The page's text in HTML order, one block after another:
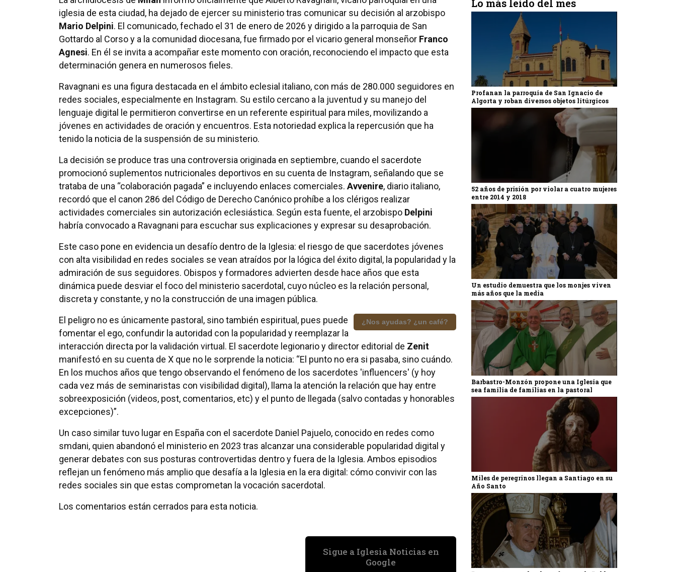
iglesia de esta ciudad, ha dejado de ejercer su ministerio tras comunicar su decisión al arzobispo
Mario Delpini. El comunicado, fechado el 31 de enero de 2026 y dirigido a la parroquia de San
Gottardo al Corso y a la comunidad diocesana, fue firmado por el vicario general monseñor Franco
Agnesi. En él se invita a acompañar este momento con oración, reconociendo el impacto que esta
determinación genera en numerosos fieles.
Ravagnani es una figura destacada en el ámbito eclesial italiano, con más de 280.000 seguidores en
redes sociales, especialmente en Instagram. Su estilo cercano a la juventud y su manejo del
lenguaje digital le permitieron convertirse en un referente espiritual para miles, movilizando a
jóvenes en actividades de oración y encuentros. Esta notoriedad explica la repercusión que ha
tenido la noticia de la suspensión de su ministerio.
La decisión se produce tras una controversia originada en septiembre, cuando el sacerdote
promocionó suplementos nutricionales deportivos en su cuenta de Instagram, señalando que se
trataba de una “colaboración pagada” e incluyendo enlaces comerciales. Avvenire, diario italiano,
recordó que el canon 286 del Código de Derecho Canónico prohíbe a los clérigos realizar
actividades comerciales sin autorización eclesiástica. Según esta fuente, el arzobispo Delpini
habría convocado a Ravagnani para escuchar sus explicaciones y expresar su desaprobación.
Este caso pone en evidencia un desafío dentro de la Iglesia: el riesgo de que sacerdotes jóvenes
con alta visibilidad en redes sociales se vean atraídos por la lógica del éxito digital, la popularidad y la
admiración de sus seguidores. Obispos y formadores advierten desde hace años que esta
dinámica puede desviar el foco del ministerio sacerdotal, cuyo núcleo es la relación personal,
discreta y constante, y no la construcción de una imagen pública.
¿Nos ayudas? ¿un café?
El peligro no es únicamente pastoral, sino también espiritual, pues puede
fomentar el ego, confundir la autoridad con la popularidad y reemplazar la
interacción directa por la validación virtual. El sacerdote legionario y director editorial de Zenit
manifestó en su cuenta de X que no le sorprende la noticia: “El punto no era si pasaba, sino cuándo.
En los muchos años que tengo observando el fenómeno de los sacerdotes 'influencers' (y hoy
cada vez más de seminaristas con visibilidad digital), llama la atención la relación que hay entre
sobreexposición (videos, post, comentarios, etc) y el punto de llegada (salvo contadas y honorables
excepciones)”.
Un caso similar tuvo lugar en España con el sacerdote Daniel Pajuelo, conocido en redes como
smdani, quien abandonó el ministerio en 2023 tras alcanzar una considerable popularidad digital y
generar debates con sus posturas controvertidas dentro y fuera de la Iglesia. Ambos episodios
reflejan un fenómeno más amplio que desafía a la Iglesia en la era digital: cómo convivir con las
redes sociales sin que estas comprometan la vocación sacerdotal.
Los comentarios están cerrados para esta noticia.
Sigue a Iglesia Noticias en
Google
Lo más leído del mes
Profanan la parroquia de San Ignacio de
Algorta y roban diversos objetos litúrgicos
52 años de prisión por violar a cuatro mujeres
entre 2014 y 2018
Un estudio demuestra que los monjes viven
más años que la media
Barbastro-Monzón propone una Iglesia que
sea familia de familias en la pastoral
Miles de peregrinos llegan a Santiago en su
Año Santo